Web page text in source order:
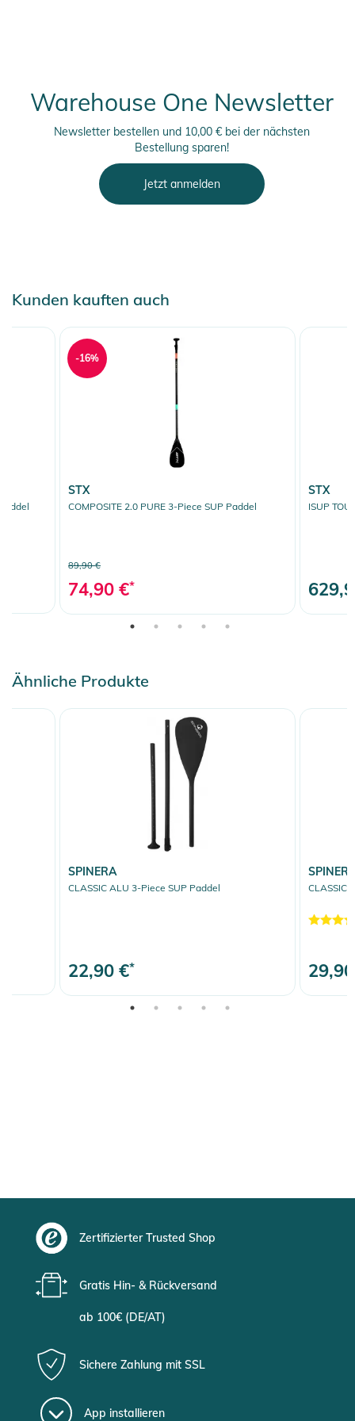
Warehouse One Newsletter
Newsletter bestellen und 10,00 € bei der nächsten
Bestellung sparen!
Jetzt anmelden
Kunden kauften auch
STX
COMPOSITE 2.0 PURE 3-Piece SUP Paddel
89,90 €
74,90 €*
-16%
STX
ISUP
Ähnliche Produkte
SPINERA
CLASSIC ALU 3-Piece SUP Paddel
22,90 €*
CLASSIC
Zertifizierter Trusted Shop
Gratis Hin- & Rückversand
ab 100€ (DE/AT)
Sichere Zahlung mit SSL
App installieren